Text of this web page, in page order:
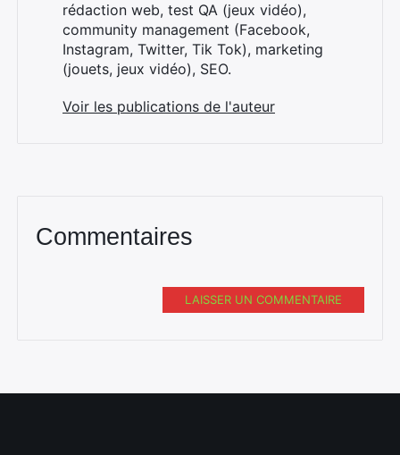
rédaction web, test QA (jeux vidéo),
community management (Facebook,
Instagram, Twitter, Tik Tok), marketing
(jouets, jeux vidéo), SEO.
Voir les publications de l'auteur
Commentaires
LAISSER UN COMMENTAIRE